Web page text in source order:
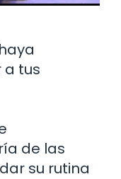
a tus
de las
su rutina